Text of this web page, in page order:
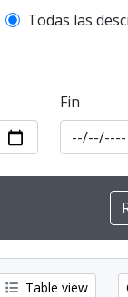
Todas las
Fin
Table view